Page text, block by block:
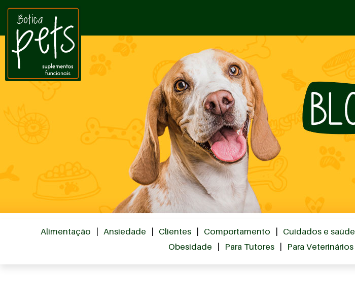
Alimentação Ansiedade Clientes Comportamento Cuidados e saúde
Obesidade
Para Tutores Para Veterinários